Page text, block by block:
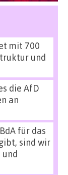
mit 700
und
die AfD
an
für das
sind wir
und